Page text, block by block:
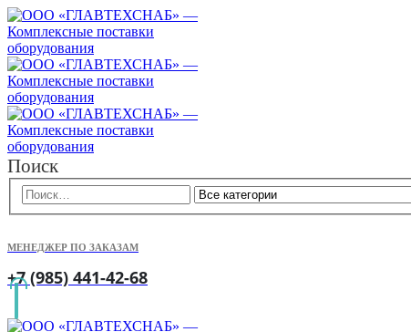
Поиск
МЕНЕДЖЕР ПО ЗАКАЗАМ
+7 (985) 441-42-68